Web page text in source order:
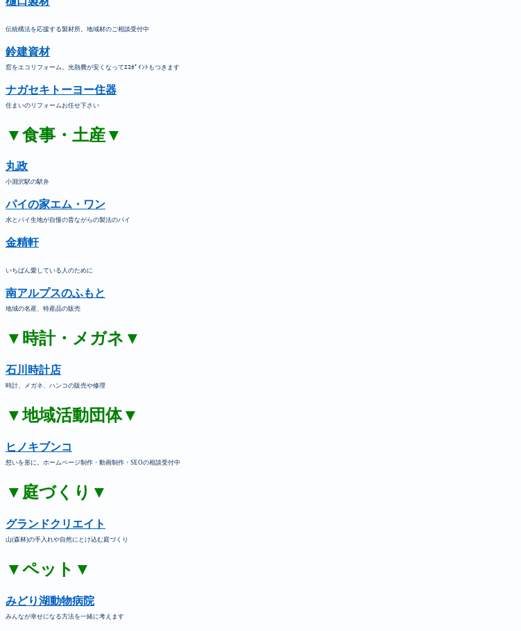
伝統構法を応援する製材所。地域材のご相談受付中
鈴建資材
窓をエコリフォーム。光熱費が安くなってｴｺﾎﾟｲﾝﾄもつきます
ナガセキトーヨー住器
住まいのリフォームお任せ下さい
▼食事・土産▼
丸政
小淵沢駅の駅弁
パイの家エム・ワン
水とパイ生地が自慢の昔ながらの製法のパイ
金精軒
いちばん愛している人のために
南アルプスのふもと
地域の名産、特産品の販売
▼時計・メガネ▼
石川時計店
時計、メガネ、ハンコの販売や修理
▼地域活動団体▼
ヒノキブンコ
想いを形に。ホームページ制作・動画制作・SEOの相談受付中
▼庭づくり▼
グランドクリエイト
山(森林)の手入れや自然にとけ込む庭づくり
▼ペット▼
みどり湖動物病院
みんなが幸せになる方法を一緒に考えます